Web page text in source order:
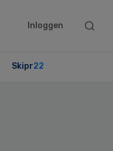
Inloggen
Search
Skipr22